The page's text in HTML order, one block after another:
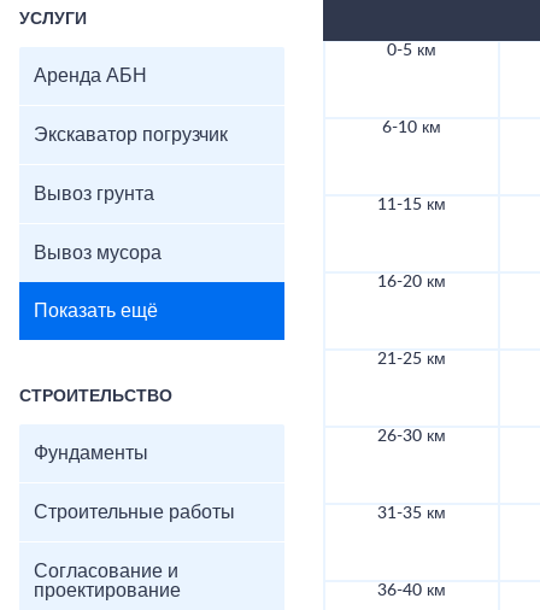
УСЛУГИ
Аренда АБН
Экскаватор погрузчик
Вывоз грунта
Вывоз мусора
Показать ещё
СТРОИТЕЛЬСТВО
Фундаменты
Строительные работы
Согласование и
проектирование
0-5 км
6-10 км
11-15 км
16-20 км
21-25 км
26-30 км
31-35 км
36-40 км